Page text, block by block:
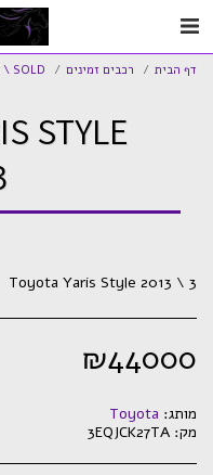
דף הבית רכבים זמינים SOLD \ מכוניות שנמכרו
STYLE
Toyota Yaris Style 2013 \ 3
₪44000
מותג: Toyota
מק: 3EQJCK27TA